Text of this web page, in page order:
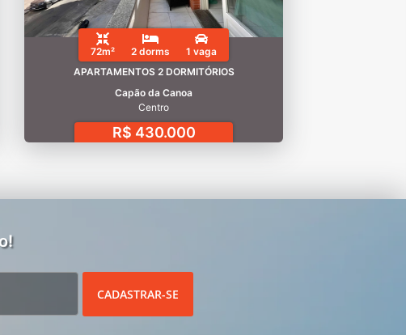
72m² 2 dorms
1 vaga
APARTAMENTOS 2 DORMITÓRIOS
Capão da Canoa
Centro
R$ 430.000
CADASTRAR-SE